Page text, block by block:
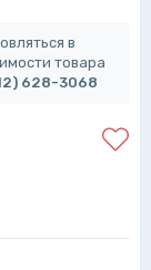
в
товара
628-3068